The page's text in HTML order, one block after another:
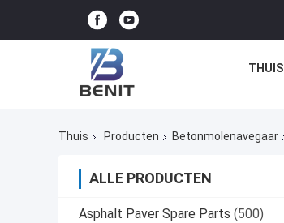
THUIS
Thuis Producten Betonmolenavegaar
ALLE PRODUCTEN
Asphalt Paver Spare Parts (500)